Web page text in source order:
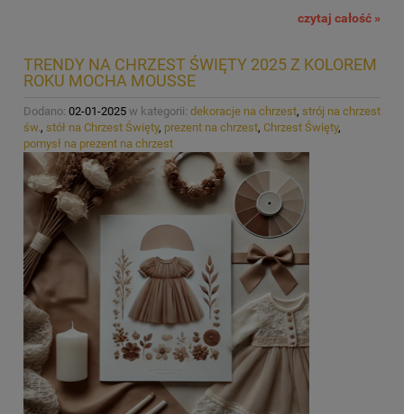
czytaj całość »
TRENDY NA CHRZEST ŚWIĘTY 2025 Z KOLOREM
ROKU MOCHA MOUSSE
Dodano: 02-01-2025 w kategorii: dekoracje na chrzest, strój na chrzest
św., stół na Chrzest Święty, prezent na chrzest, Chrzest Święty,
pomysł na prezent na chrzest